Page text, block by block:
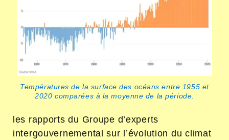
Températures de la surface des océans entre 1955 et
2020 comparées à la moyenne de la période.
les rapports du Groupe d’experts
intergouvernemental sur l’évolution du climat